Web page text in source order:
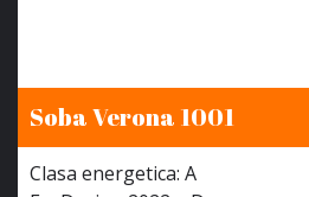
Soba Verona 1001
Clasa energetica: A